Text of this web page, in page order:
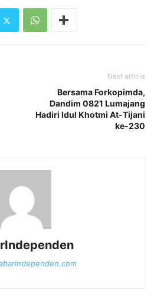
Next article
Bersama Forkopimda,
Dandim 0821 Lumajang
Hadiri Idul Khotmi At-Tijani
ke-230